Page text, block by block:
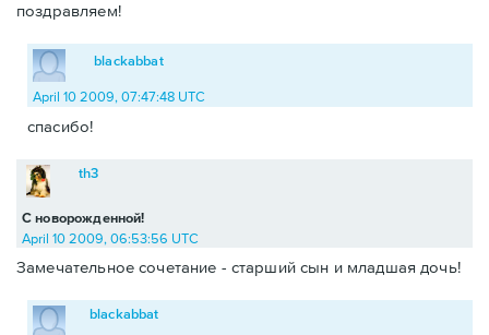
поздравляем!
blackabbat
April 10 2009, 07:47:48 UTC
спасибо!
С новорожденной!
th3
April 10 2009, 06:53:56 UTC
Замечательное сочетание - старший сын и младшая дочь!
blackabbat